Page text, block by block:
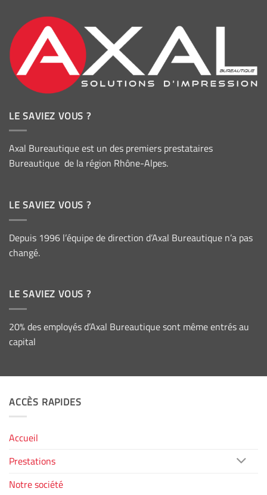
LE SAVIEZ VOUS ?
Axal Bureautique est un des premiers prestataires
Bureautique de la région Rhône-Alpes.
LE SAVIEZ VOUS ?
Depuis 1996 l’équipe de direction d’Axal Bureautique n’a pas
changé.
LE SAVIEZ VOUS ?
20% des employés d’Axal Bureautique sont même entrés au
capital
ACCÈS RAPIDES
Accueil
Prestations
Notre société